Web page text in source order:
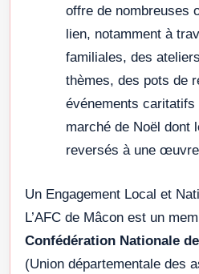
offre de nombreuses
lien, notamment à
familiales, des
thèmes, des pots de
événements caritatifs
marché de Noël dont
reversés à une
Un Engagement Local et
L’AFC de Mâcon est un
Confédération Nationale
(Union départementale des